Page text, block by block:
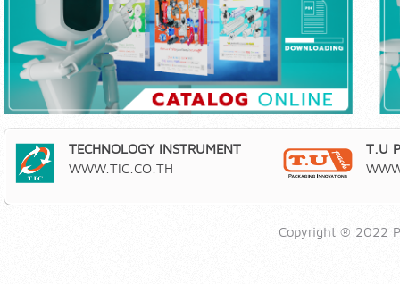
TECHNOLOGY INSTRUMENT
WWW.TIC.CO.TH
T.U
Copyright ® 2022